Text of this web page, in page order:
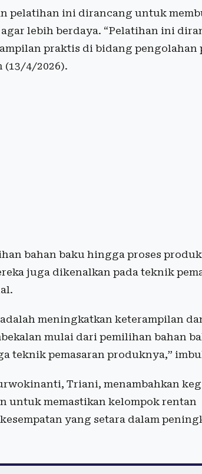
pelatihan ini dirancang untuk
lebih berdaya. “Pelatihan ini
praktis di bidang pengolahan
(13/4/2026).
bahan baku hingga proses
juga dikenalkan pada teknik
meningkatkan keterampilan
mulai dari pemilihan bahan
teknik pemasaran produknya,”
Triani, menambahkan
untuk memastikan kelompok rentan
yang setara dalam